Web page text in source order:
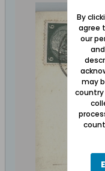
By
agree
our
may